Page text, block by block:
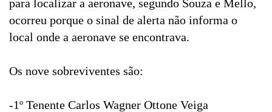
para localizar a aeronave, segundo Souza e Mello,
ocorreu porque o sinal de alerta não informa o
local onde a aeronave se encontrava.
Os nove sobreviventes são:
-1º Tenente Carlos Wagner Ottone Veiga